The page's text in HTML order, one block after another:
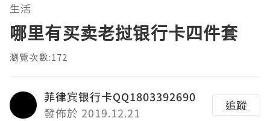
生活
哪里有买卖老挝银行卡四件套
瀏覽次數:172
菲律宾银行卡QQ1803392690
發佈於 2019.12.21
追蹤